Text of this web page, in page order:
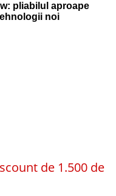
pliabilul aproape
noi
de 1.500 de